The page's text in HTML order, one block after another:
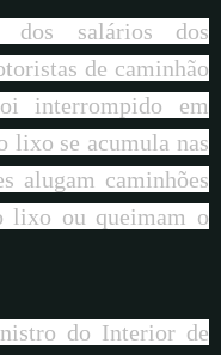
dos salários dos
de caminhão
interrompido em
lixo se acumula nas
alugam caminhões
lixo ou queimam o
do Interior de